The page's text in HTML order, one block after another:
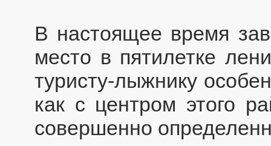
В настоящее время
место в пятилетке
туристу-лыжнику
как с центром этого
совершенно